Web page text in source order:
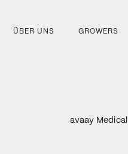
ÜBER UNS GROWERS
avaay Medical